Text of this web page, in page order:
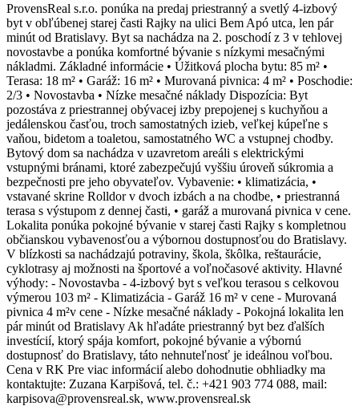
ProvensReal s.r.o. ponúka na predaj priestranný a svetlý 4-izbový
byt v obľúbenej starej časti Rajky na ulici Bem Apó utca, len pár
minút od Bratislavy. Byt sa nachádza na 2. poschodí z 3 v tehlovej
novostavbe a ponúka komfortné bývanie s nízkymi mesačnými
nákladmi. Základné informácie • Úžitková plocha bytu: 85 m² •
Terasa: 18 m² • Garáž: 16 m² • Murovaná pivnica: 4 m² • Poschodie:
2/3 • Novostavba • Nízke mesačné náklady Dispozícia: Byt
pozostáva z priestrannej obývacej izby prepojenej s kuchyňou a
jedálenskou časťou, troch samostatných izieb, veľkej kúpeľne s
vaňou, bidetom a toaletou, samostatného WC a vstupnej chodby.
Bytový dom sa nachádza v uzavretom areáli s elektrickými
vstupnými bránami, ktoré zabezpečujú vyššiu úroveň súkromia a
bezpečnosti pre jeho obyvateľov. Vybavenie: • klimatizácia, •
vstavané skrine Rolldor v dvoch izbách a na chodbe, • priestranná
terasa s výstupom z dennej časti, • garáž a murovaná pivnica v cene.
Lokalita ponúka pokojné bývanie v starej časti Rajky s kompletnou
občianskou vybavenosťou a výbornou dostupnosťou do Bratislavy.
V blízkosti sa nachádzajú potraviny, škola, škôlka, reštaurácie,
cyklotrasy aj možnosti na športové a voľnočasové aktivity. Hlavné
výhody: - Novostavba - 4-izbový byt s veľkou terasou s celkovou
výmerou 103 m² - Klimatizácia - Garáž 16 m² v cene - Murovaná
pivnica 4 m²v cene - Nízke mesačné náklady - Pokojná lokalita len
pár minút od Bratislavy Ak hľadáte priestranný byt bez ďalších
investícií, ktorý spája komfort, pokojné bývanie a výbornú
dostupnosť do Bratislavy, táto nehnuteľnosť je ideálnou voľbou.
Cena v RK Pre viac informácií alebo dohodnutie obhliadky ma
kontaktujte: Zuzana Karpišová, tel. č.: +421 903 774 088, mail:
karpisova@provensreal.sk, www.provensreal.sk